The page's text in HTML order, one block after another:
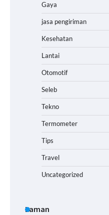
Gaya
jasa pengiriman
Kesehatan
Lantai
Otomotif
Seleb
Tekno
Termometer
Tips
Travel
Uncategorized
Laman